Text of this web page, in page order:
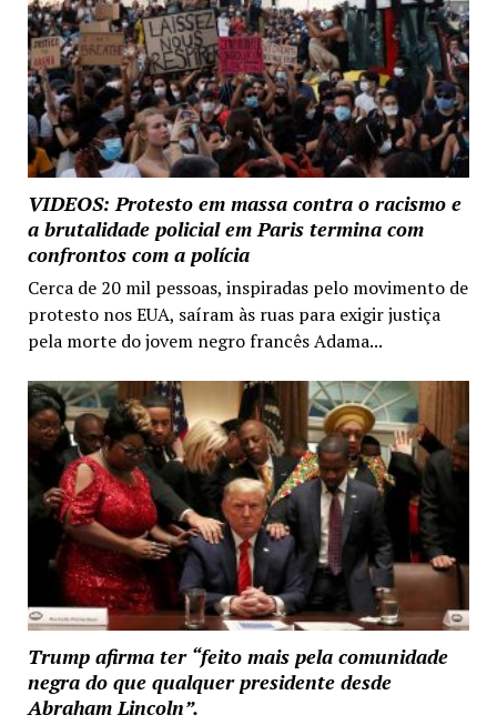
VIDEOS: Protesto em massa contra o racismo e
a brutalidade policial em Paris termina com
confrontos com a polícia
Cerca de 20 mil pessoas, inspiradas pelo movimento de
protesto nos EUA, saíram às ruas para exigir justiça
pela morte do jovem negro francês Adama...
Trump afirma ter “feito mais pela comunidade
negra do que qualquer presidente desde
Abraham Lincoln”.